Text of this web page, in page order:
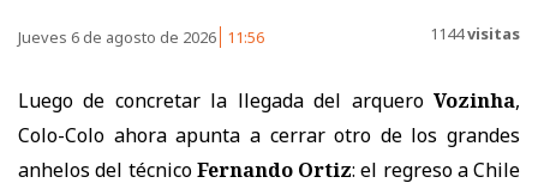
Jueves 6 de agosto de 2026 11:56 1144visitas
Luego de concretar la llegada del arquero Vozinha,
Colo-Colo ahora apunta a cerrar otro de los grandes
anhelos del técnicoFernando Ortiz: el regreso a Chile